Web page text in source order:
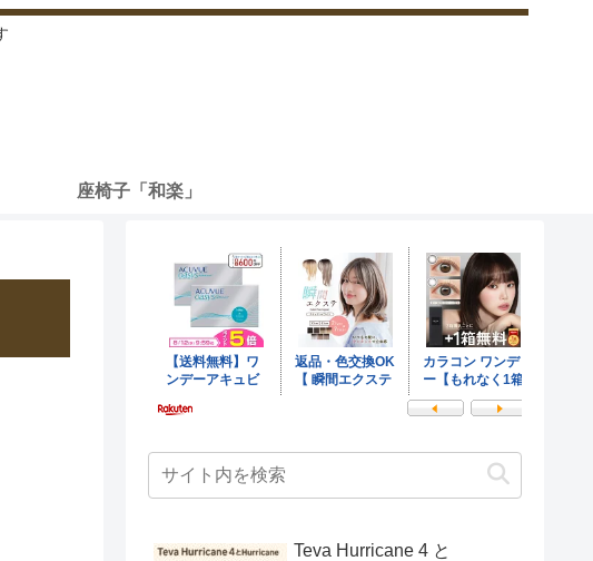
座椅子「和楽」
Teva Hurricane 4 と